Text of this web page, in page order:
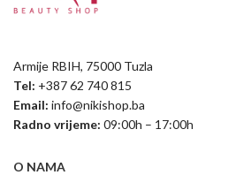
Armije RBIH, 75000 Tuzla
Tel: +387 62 740 815
Email: info@nikishop.ba
Radno vrijeme: 09:00h – 17:00h
O NAMA